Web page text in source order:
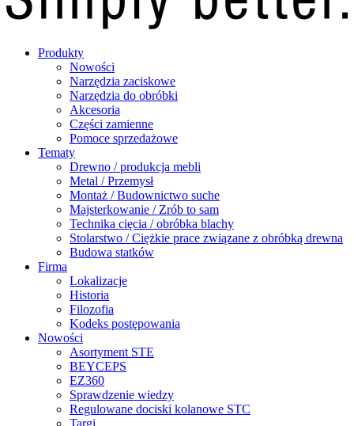
Produkty
Nowości
Narzędzia zaciskowe
Narzędzia do obróbki
Akcesoria
Części zamienne
Pomoce sprzedażowe
Tematy
Drewno / produkcja mebli
Metal / Przemysł
Montaż / Budownictwo suche
Majsterkowanie / Zrób to sam
Technika cięcia / obróbka blachy
Stolarstwo / Ciężkie prace związane z obróbką drewna
Budowa statków
Firma
Lokalizacje
Historia
Filozofia
Kodeks postępowania
Nowości
Asortyment STE
BEYCEPS
EZ360
Sprawdzenie wiedzy
Regulowane dociski kolanowe STC
Targi